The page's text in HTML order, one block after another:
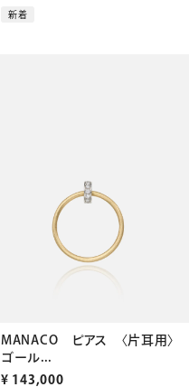
新着
MANACO ピアス 〈片耳用〉
ゴール...
¥ 143,000